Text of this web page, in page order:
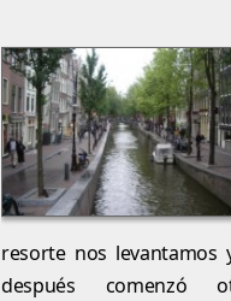
resorte nos
después